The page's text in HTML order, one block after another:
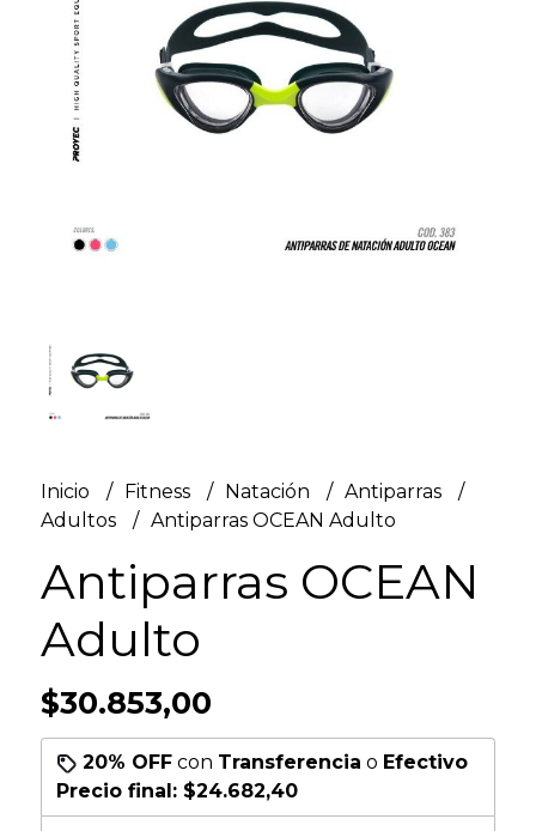
Inicio Fitness Natación
Antiparras
Adultos
Antiparras OCEAN Adulto
Antiparras OCEAN
Adulto
$30.853,00
20% OFFcon Transferencia o Efectivo
Precio final: $24.682,40